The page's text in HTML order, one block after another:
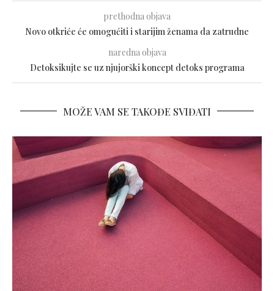
prethodna objava
Novo otkriće će omogućiti i starijim ženama da zatrudne
naredna objava
Detoksikujte se uz njujorški koncept detoks programa
MOŽE VAM SE TAKOĐE SVIĐATI